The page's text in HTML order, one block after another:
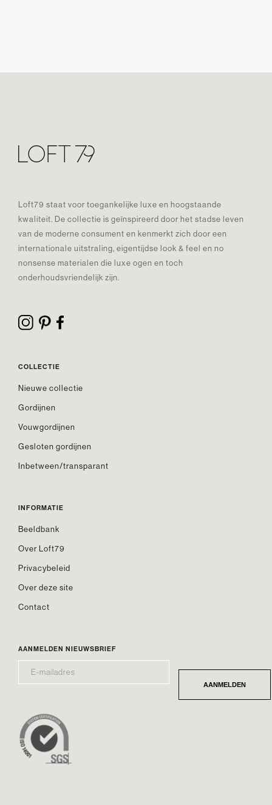
Loft79 staat voor toegankelijke luxe en hoogstaande
kwaliteit. De collectie is geïnspireerd door het stadse leven
van de moderne consument en kenmerkt zich door een
internationale uitstraling, eigentijdse look & feel en no
nonsense materialen die luxe ogen en toch
onderhoudsvriendelijk zijn.
COLLECTIE
Nieuwe collectie
Gordijnen
Vouwgordijnen
Gesloten gordijnen
Inbetween/transparant
INFORMATIE
Beeldbank
Over Loft79
Privacybeleid
Over deze site
Contact
AANMELDEN NIEUWSBRIEF
MAILADRES* AANMELDEN